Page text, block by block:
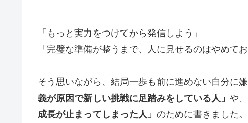
「もっと実力をつけてから発信しよう」
「完璧な準備が整うまで、人に見せるのはやめてお
そう思いながら、結局一歩も前に進めない自分に
義が原因で新しい挑戦に足踏みをしている人」 や、
成長が止まってしまった人」 のために書きました